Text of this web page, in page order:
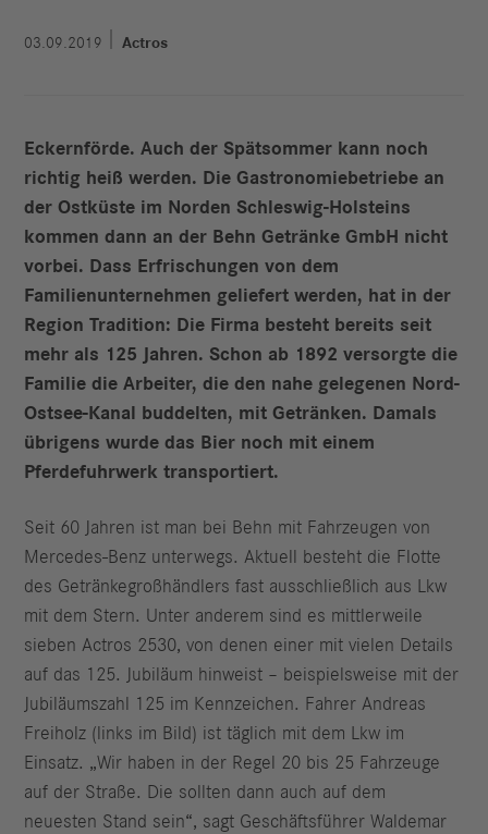
03.09.2019 Actros
Eckernförde. Auch der Spätsommer kann noch
richtig heiß werden. Die Gastronomie­betriebe an
der Ostküste im Norden Schleswig-Holsteins
kommen dann an der Behn Getränke GmbH nicht
vorbei. Dass Erfrischungen von dem
Familienunternehmen geliefert werden, hat in der
Region Tradition: Die Firma besteht bereits seit
mehr als 125 Jahren. Schon ab 1892 versorgte die
Familie die Arbeiter, die den nahe gelegenen Nord-
Ostsee-Kanal buddelten, mit Getränken. Damals
übrigens wurde das Bier noch mit einem
Pferdefuhrwerk transportiert.
Seit 60 Jahren ist man bei Behn mit Fahrzeugen von
Mercedes-Benz unterwegs. Aktuell besteht die Flotte
des Getränkegroßhändlers fast ausschließlich aus Lkw
mit dem Stern. Unter anderem sind es mittlerweile
sieben Actros 2530, von denen einer mit vielen Details
auf das 125. Jubiläum hinweist – beispielsweise mit der
Jubiläumszahl 125 im Kennzeichen. Fahrer Andreas
Freiholz (links im Bild) ist täglich mit dem Lkw im
Einsatz. „Wir haben in der Regel 20 bis 25 Fahrzeuge
auf der Straße. Die sollten dann auch auf dem
neuesten Stand sein“, sagt Geschäftsführer Waldemar